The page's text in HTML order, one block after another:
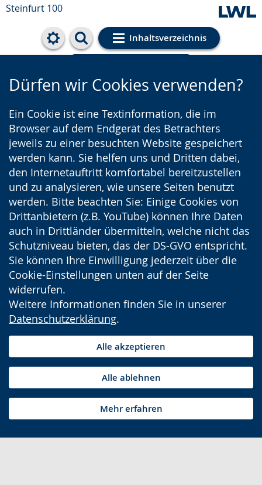
Steinfurt 100
Inhaltsverzeichnis
Cookie-Einstellungen
Dürfen wir Cookies verwenden?
Ein Cookie ist eine Textinformation, die im
Browser auf dem Endgerät des Betrachters
jeweils zu einer besuchten Website gespeichert
werden kann. Sie helfen uns und Dritten dabei,
den Internetauftritt komfortabel bereitzustellen
und zu analysieren, wie unsere Seiten benutzt
werden. Bitte beachten Sie: Einige Cookies von
Drittanbietern (z.B. YouTube) können Ihre Daten
auch in Drittländer übermitteln, welche nicht das
Schutzniveau bieten, das der DS-GVO entspricht.
Sie können Ihre Einwilligung jederzeit über die
Cookie-Einstellungen unten auf der Seite
widerrufen.
Weitere Informationen finden Sie in unserer
Datenschutzerklärung.
Alle akzeptieren
Alle ablehnen
Mehr erfahren